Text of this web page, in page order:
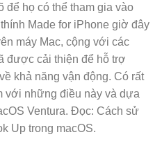
để họ có thể tham gia vào
Made for iPhone giờ đây
máy Mac, cộng với các
được cải thiện để hỗ trợ
khả năng vận động. Có rất
với những điều này và dựa
Ventura. Đọc: Cách sử
Up trong macOS.